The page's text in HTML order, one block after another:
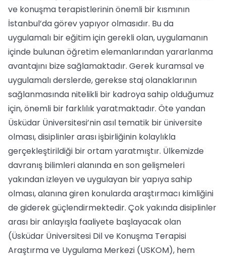
ve konuşma terapistlerinin önemli bir kısmının
İstanbul’da görev yapıyor olmasıdır. Bu da
uygulamalı bir eğitim için gerekli olan, uygulamanın
içinde bulunan öğretim elemanlarından yararlanma
avantajını bize sağlamaktadır. Gerek kuramsal ve
uygulamalı derslerde, gerekse staj olanaklarının
sağlanmasında nitelikli bir kadroya sahip olduğumuz
için, önemli bir farklılık yaratmaktadır. Öte yandan
Üsküdar Üniversitesi’nin asıl tematik bir üniversite
olması, disiplinler arası işbirliğinin kolaylıkla
gerçekleştirildiği bir ortam yaratmıştır. Ülkemizde
davranış bilimleri alanında en son gelişmeleri
yakından izleyen ve uygulayan bir yapıya sahip
olması, alanına giren konularda araştırmacı kimliğini
de giderek güçlendirmektedir. Çok yakında disiplinler
arası bir anlayışla faaliyete başlayacak olan
(Üsküdar Üniversitesi Dil ve Konuşma Terapisi
Araştırma ve Uygulama Merkezi (USKOM), hem